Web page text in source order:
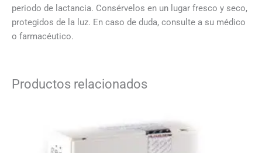
periodo de lactancia. Consérvelos en un lugar fresco y seco,
protegidos de la luz. En caso de duda, consulte a su médico
o farmacéutico.
Productos relacionados